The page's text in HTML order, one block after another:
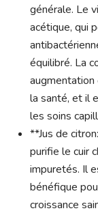
générale. Le
acétique, qui
équilibré. La
augmentation
la santé, et il
les soins
**Jus de
purifie le cuir
impuretés. Il
bénéfique
croissance